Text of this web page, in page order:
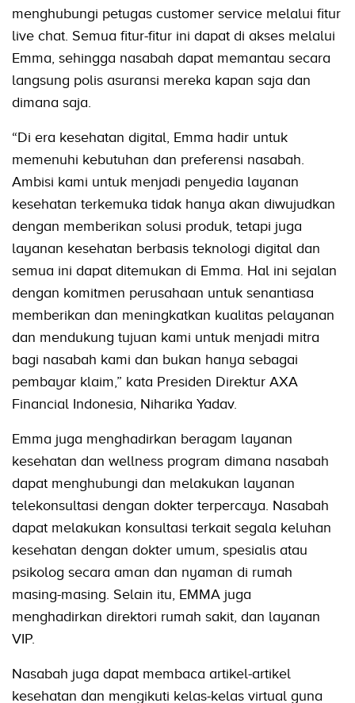
menghubungi petugas customer service melalui fitur
live chat. Semua fitur-fitur ini dapat di akses melalui
Emma, sehingga nasabah dapat memantau secara
langsung polis asuransi mereka kapan saja dan
dimana saja.
“Di era kesehatan digital, Emma hadir untuk
memenuhi kebutuhan dan preferensi nasabah.
Ambisi kami untuk menjadi penyedia layanan
kesehatan terkemuka tidak hanya akan diwujudkan
dengan memberikan solusi produk, tetapi juga
layanan kesehatan berbasis teknologi digital dan
semua ini dapat ditemukan di Emma. Hal ini sejalan
dengan komitmen perusahaan untuk senantiasa
memberikan dan meningkatkan kualitas pelayanan
dan mendukung tujuan kami untuk menjadi mitra
bagi nasabah kami dan bukan hanya sebagai
pembayar klaim,” kata Presiden Direktur AXA
Financial Indonesia, Niharika Yadav.
Emma juga menghadirkan beragam layanan
kesehatan dan wellness program dimana nasabah
dapat menghubungi dan melakukan layanan
telekonsultasi dengan dokter terpercaya. Nasabah
dapat melakukan konsultasi terkait segala keluhan
kesehatan dengan dokter umum, spesialis atau
psikolog secara aman dan nyaman di rumah
masing-masing. Selain itu, EMMA juga
menghadirkan direktori rumah sakit, dan layanan
VIP.
Nasabah juga dapat membaca artikel-artikel
kesehatan dan mengikuti kelas-kelas virtual guna